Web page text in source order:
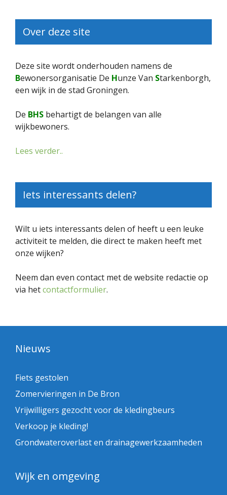
Over deze site
Deze site wordt onderhouden namens de
Bewonersorganisatie De Hunze Van Starkenborgh,
een wijk in de stad Groningen.
De BHS behartigt de belangen van alle
wijkbewoners.
Lees verder..
Iets interessants delen?
Wilt u iets interessants delen of heeft u een leuke
activiteit te melden, die direct te maken heeft met
onze wijken?
Neem dan even contact met de website redactie op
via hetcontactformulier.
Nieuws
Fiets gestolen
Zomervieringen in De Bron
Vrijwilligers gezocht voor de kledingbeurs
Verkoop je kleding!
Grondwateroverlast en drainagewerkzaamheden
Wijk en omgeving